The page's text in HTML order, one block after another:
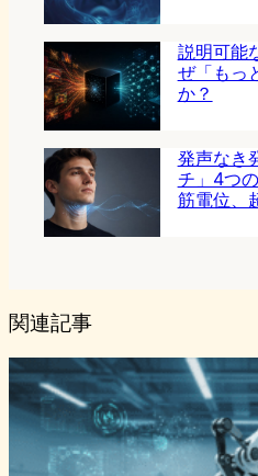
説明可能
ぜ「もっ
か？
発声なき
チ」4つ
筋電位、
関連記事